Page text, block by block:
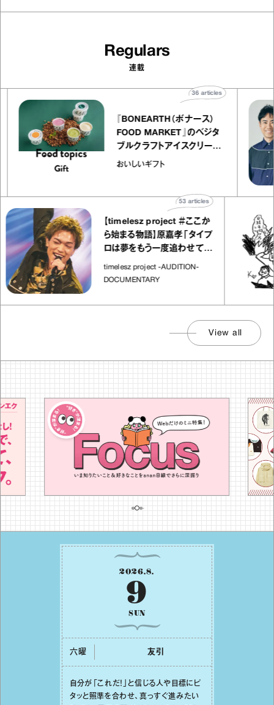
Regulars
連載
『BONEARTH（ボナース）
FOOD MARKET』のベジタ
ブルクラフトアイスクリーム
｜真野知子の「おいしいギフ
おいしいギフト
36 articles
【timelesz project ＃ここか
ら始まる物語】原嘉孝「タイプ
ロは夢をもう一度追わせてく
れた場所」
timelesz project -AUDITION-
DOCUMENTARY
articles
View all
2026.8.
9
SUN
六曜 友引
⾃分が「これだ！」と信じる⼈や⽬標にピ
タッと照準を合わせ、真っすぐ進みたい